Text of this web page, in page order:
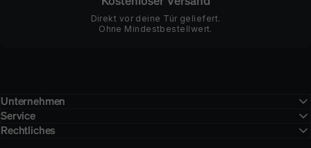
Direkt vor deine Tür geliefert.
Ohne Mindestbestellwert.
Unternehmen
Service
Rechtliches